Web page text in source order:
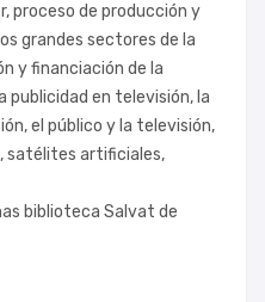
proceso de producción y
grandes sectores de la
y financiación de la
publicidad en televisión, la
el público y la televisión,
satélites artificiales,
biblioteca Salvat de